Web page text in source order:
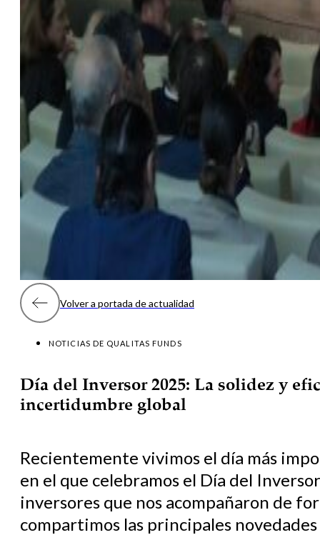
Volver a portada de actualidad
NOTICIAS DE QUALITAS FUNDS
Día del Inversor 2025: La solidez y
incertidumbre global
Recientemente vivimos el día más
en el que celebramos el Día del
inversores que nos acompañaron de
compartimos las principales